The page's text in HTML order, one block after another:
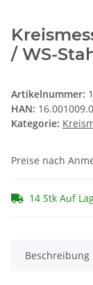
/ WS-
Artikelnummer:
HAN:
Kategorie:
Preise nach
14 Stk Auf
Beschreibung